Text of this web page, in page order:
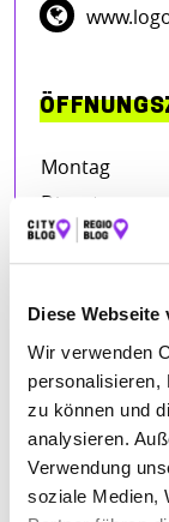
Diese Webseite
Wir verwenden
personalisieren,
zu können und
analysieren.
Verwendung
soziale Medien,
Montag
Dienstag
Mittwoch
Freitag
Lena